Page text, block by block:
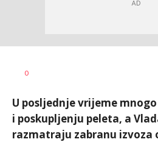
AUTOR
0
U posljednje vrijeme
i poskupljenju peleta, a
razmatraju zabranu izvoza